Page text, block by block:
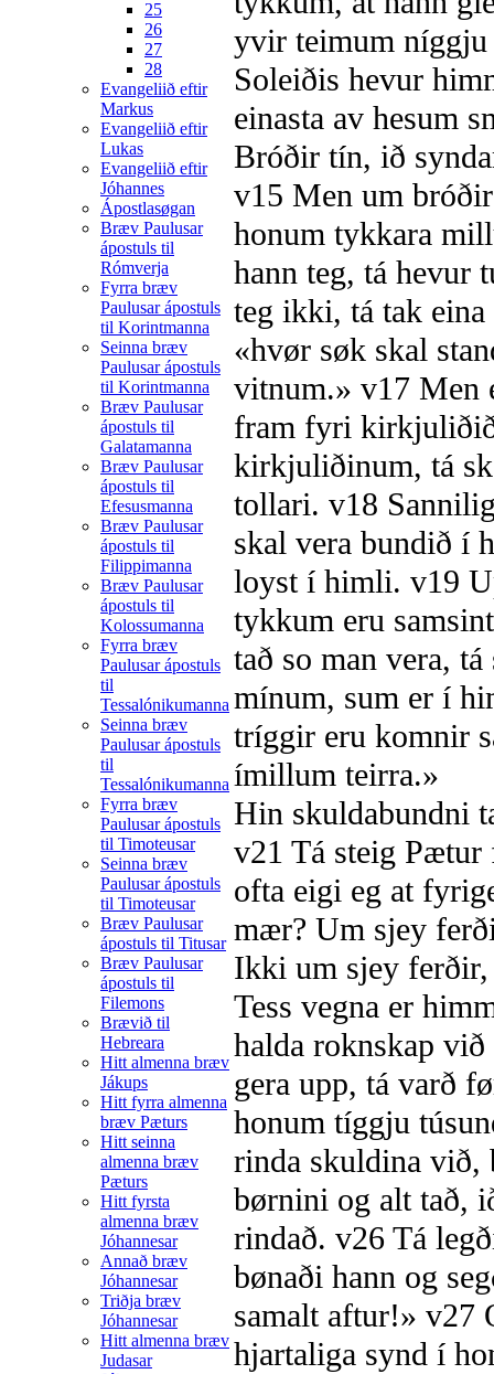
25
26
27
28
Evangeliið eftir
Markus
Evangeliið eftir
Lukas
Evangeliið eftir
Jóhannes
Ápostlasøgan
Bræv Paulusar
ápostuls til
Rómverja
Fyrra bræv
Paulusar ápostuls
til Korintmanna
Seinna bræv
Paulusar ápostuls
til Korintmanna
Bræv Paulusar
ápostuls til
Galatamanna
Bræv Paulusar
ápostuls til
Efesusmanna
Bræv Paulusar
ápostuls til
Filippimanna
Bræv Paulusar
ápostuls til
Kolossumanna
Fyrra bræv
Paulusar ápostuls
til
Tessalónikumanna
Seinna bræv
Paulusar ápostuls
til
Tessalónikumanna
Fyrra bræv
Paulusar ápostuls
til Timoteusar
Seinna bræv
Paulusar ápostuls
til Timoteusar
Bræv Paulusar
ápostuls til Titusar
Bræv Paulusar
ápostuls til
Filemons
Brævið til
Hebreara
Hitt almenna bræv
Jákups
Hitt fyrra almenna
bræv Pæturs
Hitt seinna
almenna bræv
Pæturs
Hitt fyrsta
almenna bræv
Jóhannesar
Annað bræv
Jóhannesar
Triðja bræv
Jóhannesar
Hitt almenna bræv
Judasar
yvir teimum
Soleiðis hevur
einasta av hesum
Bróðir tín, ið
v15 Men um
honum tykkara
hann teg, tá
teg ikki, tá tak
«hvør søk skal
vitnum.» v17 Men
fram fyri
kirkjuliðinum, tá
tollari. v18
skal vera bundið í
loyst í himli. v19
tykkum eru
tað so man vera,
mínum, sum er í
tríggir eru komnir
ímillum teirra.»
Hin skuldabundni
v21 Tá steig Pætur
ofta eigi eg at
mær? Um sjey
Ikki um sjey
Tess vegna er
halda roknskap
gera upp, tá varð
honum tíggju
rinda skuldina við,
børnini og alt tað,
rindað. v26 Tá
bønaði hann og
samalt aftur!» v27
hjartaliga synd í